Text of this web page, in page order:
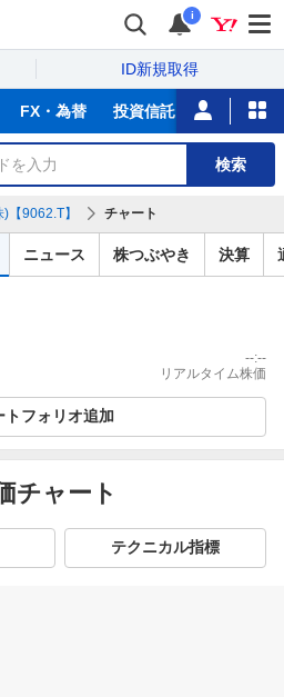
i
ID新規取得
FX・為替 投資信託 ニュース
検索
【9062.T】 チャート
ニュース 株つぶやき 決算
--:--
リアルタイム株価
トフォリオ追加
チャート
テクニカル指標